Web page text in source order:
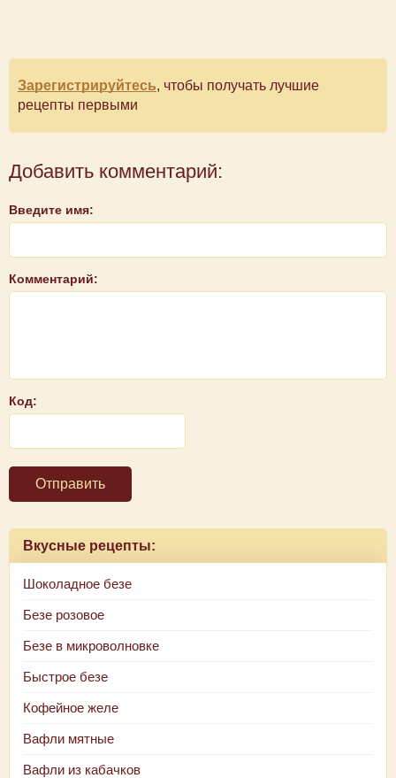
Зарегистрируйтесь, чтобы получать лучшие
рецепты первыми
Добавить комментарий:
Введите имя:
Комментарий:
Код:
Отправить
Вкусные рецепты:
Шоколадное безе
Безе розовое
Безе в микроволновке
Быстрое безе
Кофейное желе
Вафли мятные
Вафли из кабачков